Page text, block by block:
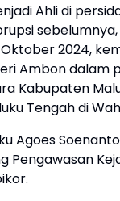
Ahli di
Oktober 2024,
Ambon
Kabupaten
Tengah di
Agoes